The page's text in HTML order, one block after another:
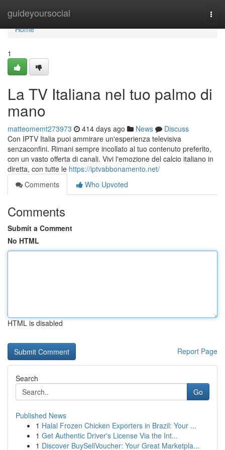
guideyoursocial
Home
Home
1
La TV Italiana nel tuo palmo di
mano
matteomemt273973 414 days ago News
Discuss
Con IPTV Italia puoi ammirare un'esperienza televisiva
senzaconfini. Rimani sempre incollato al tuo contenuto preferito,
con un vasto offerta di canali. Vivi l'emozione del calcio italiano in
diretta, con tutte le https://iptvabbonamento.net/
Comments
Who Upvoted
Comments
Submit a Comment
No HTML
HTML is disabled
Report Page
Search
Go
Published News
1 Halal Frozen Chicken Exporters in Brazil: Your ...
1 Get Authentic Driver's License Via the Int...
1 Discover BuySellVoucher: Your Great Marketpla...